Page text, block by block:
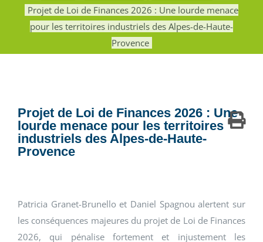
Projet de Loi de Finances 2026 : Une lourde menace
pour les territoires industriels des Alpes-de-Haute-
Provence
Projet de Loi de Finances 2026 : Une
lourde menace pour les territoires
industriels des Alpes-de-Haute-
Provence
Patricia Granet-Brunello et Daniel Spagnou alertent sur
les conséquences majeures du projet de Loi de Finances
2026, qui pénalise fortement et injustement les